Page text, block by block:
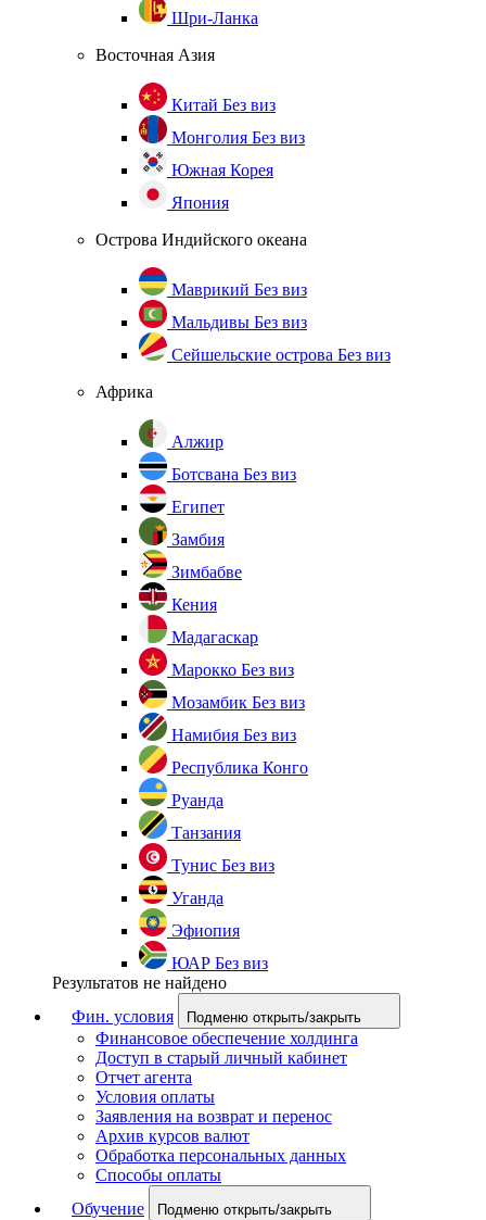
Шри-Ланка
Восточная Азия
Китай Без виз
Монголия Без виз
Южная Корея
Япония
Острова Индийского океана
Маврикий Без виз
Мальдивы Без виз
Сейшельские острова Без виз
Африка
Алжир
Ботсвана Без виз
Египет
Замбия
Зимбабве
Кения
Мадагаскар
Марокко Без виз
Мозамбик Без виз
Намибия Без виз
Республика Конго
Руанда
Танзания
Тунис Без виз
Уганда
Эфиопия
ЮАР Без виз
Результатов не найдено
Фин. условия
Подменю открыть/закрыть
Финансовое обеспечение холдинга
Доступ в старый личный кабинет
Отчет агента
Условия оплаты
Заявления на возврат и перенос
Архив курсов валют
Обработка персональных данных
Способы оплаты
Обучение
Подменю открыть/закрыть